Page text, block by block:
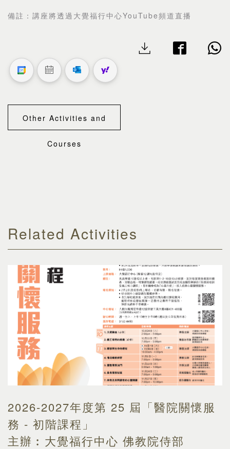
備註：講座將透過大覺福行中心YouTube頻道直播
Other Activities and
Courses
Related Activities
2026-2027年度第 25 屆「醫院關懷服
務 - 初階課程」
主辦︰大覺福行中心 佛教院侍部